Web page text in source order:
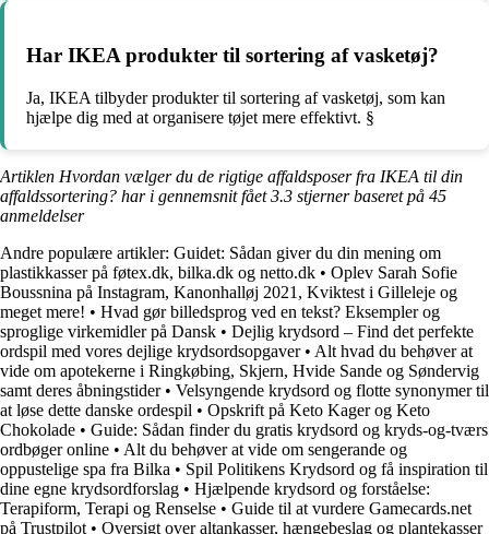
Har IKEA produkter til sortering af vasketøj?
Ja, IKEA tilbyder produkter til sortering af vasketøj, som kan
hjælpe dig med at organisere tøjet mere effektivt. §
Artiklen Hvordan vælger du de rigtige affaldsposer fra IKEA til din
affaldssortering? har i gennemsnit fået3.3 stjerner baseret på 45
anmeldelser
Andre populære artikler: Guidet: Sådan giver du din mening om
plastikkasser på føtex.dk, bilka.dk og netto.dk • Oplev Sarah Sofie
Boussnina på Instagram, Kanonhalløj 2021, Kviktest i Gilleleje og
meget mere! • Hvad gør billedsprog ved en tekst? Eksempler og
sproglige virkemidler på Dansk • Dejlig krydsord – Find det perfekte
ordspil med vores dejlige krydsordsopgaver• Alt hvad du behøver at
vide om apotekerne i Ringkøbing, Skjern, Hvide Sande og Søndervig
samt deres åbningstider• Velsyngende krydsord og flotte synonymer til
at løse dette danske ordespil • Opskrift på Keto Kager og Keto
Chokolade • Guide: Sådan finder du gratis krydsord og kryds-og-tværs
ordbøger online • Alt du behøver at vide om sengerande og
oppustelige spa fra Bilka • Spil Politikens Krydsord og få inspiration til
dine egne krydsordforslag • Hjælpende krydsord og forståelse:
Terapiform, Terapi og Renselse • Guide til at vurdere Gamecards.net
på Trustpilot • Oversigt over altankasser, hængebeslag og plantekasser